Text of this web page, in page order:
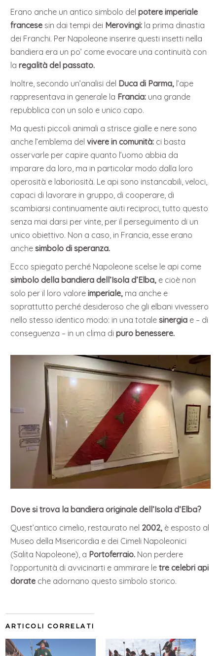
Erano anche un antico simbolo delpotere imperiale
francese sin dai tempi dei Merovingi: la prima dinastia
dei Franchi. Per Napoleone inserire questi insetti nella
bandiera era un po’ come evocare una continuità con
laregalità del passato.
Inoltre, secondo un’analisi del Duca di Parma, l’ape
rappresentava in generale la Francia: una grande
repubblica con un solo e unico capo.
Ma questi piccoli animali a strisce gialle e nere sono
anche l’emblema delvivere in comunità: ci basta
osservarle per capire quanto l’uomo abbia da
imparare da loro, ma in particolar modo dalla loro
operosità e laboriosità. Le api sono instancabili, veloci,
capaci di lavorare in gruppo, di cooperare, di
scambiarsi continuamente aiuti reciproci, tutto questo
senza mai darsi per vinte, per il perseguimento di un
unico obiettivo. Non a caso, in Francia, esse erano
anche simbolo di speranza.
Ecco spiegato perché Napoleone scelse le api come
simbolo della bandiera dell’Isola d’Elba, e cioè non
solo per il loro valoreimperiale, ma anche e
soprattutto perché desideroso che gli elbani vivessero
nello stesso identico modo: in una totalesinergia e – di
conseguenza – in un clima dipuro benessere.
Dove si trova la bandiera originale dell’Isola d’Elba?
Quest’antico cimelio, restaurato nel 2002, è esposto al
Museo della Misericordia e dei Cimeli Napoleonici
(Salita Napoleone), a Portoferraio. Non perdere
l’opportunità di avvicinarti e ammirare letre celebri api
dorate che adornano questo simbolo storico.
ARTICOLI CORRELATI